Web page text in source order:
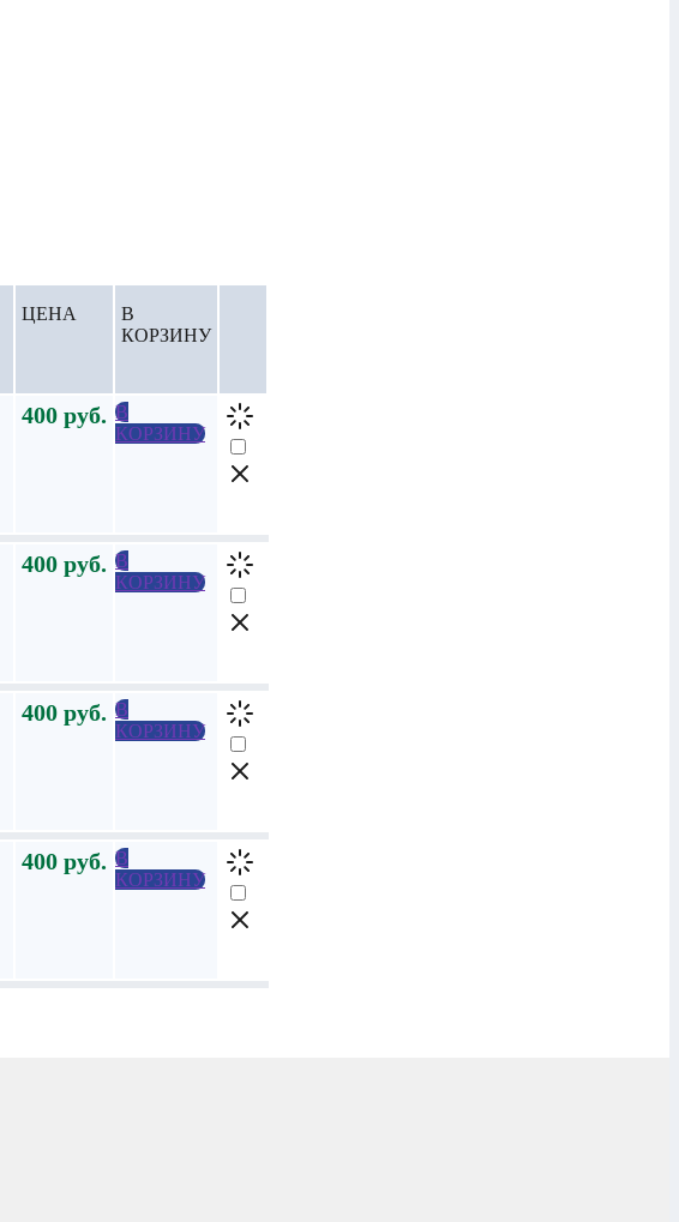
ЦЕНА
В
КОРЗИНУ
400 руб. В
КОРЗИНУ
400 руб. В
КОРЗИНУ
400 руб. В
КОРЗИНУ
400 руб. В
КОРЗИНУ